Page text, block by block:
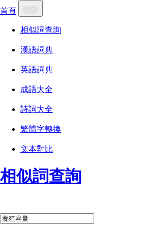
首頁
相似詞查詢
漢語詞典
英語詞典
成語大全
詩詞大全
繁體字轉換
文本對比
相似詞查詢